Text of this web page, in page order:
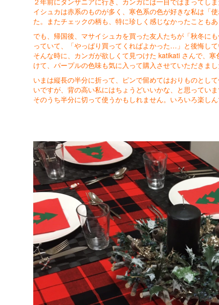
イシュカは赤系のものが多く、寒色系の色が好きな私は「
た。またチェックの柄も、特に珍しく感じなかったことも
でも、帰国後、マサイシュカを買った友人たちが「秋冬に
っていて、「やっぱり買ってくればよかった…」と後悔し
そんな時に、カンガが欲しくて見つけた katikati さんで、
けて、パープルの色味も気に入って購入させていただきま
いまは縦長の半分に折って、ピンで留めてはおりものとし
いですが、背の高い私にはちょうどいいかな、と思ってい
そのうち半分に切って使うかもしれません。いろいろ楽し